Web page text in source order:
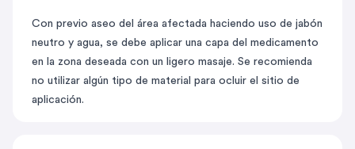
Con previo aseo del área afectada haciendo uso de jabón
neutro y agua, se debe aplicar una capa del medicamento
en la zona deseada con un ligero masaje. Se recomienda
no utilizar algún tipo de material para ocluir el sitio de
aplicación.